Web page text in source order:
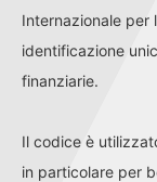
Internazionale per
identificazione
finanziarie.
Il codice è
in particolare per